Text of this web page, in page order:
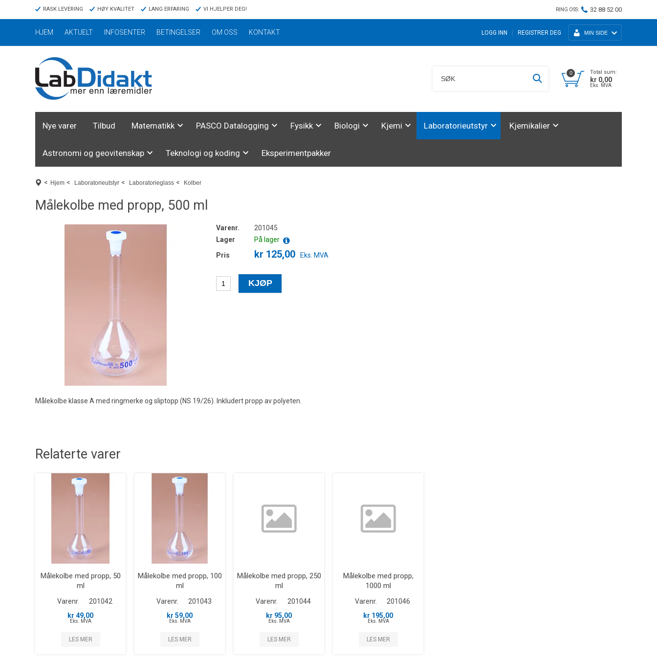
RASK LEVERING HØY KVALITET LANG ERFARING VI HJELPER DEG! RING OSS: 32 88 52 00
HJEM AKTUELT INFOSENTER BETINGELSER OM OSS KONTAKT MIN SIDE
LOGG INN REGISTRER DEG
0 Total sum:
kr 0,00
Eks. MVA
Nye varer Tilbud Matematikk PASCO Datalogging Fysikk Biologi Kjemi Laboratorieutstyr Kjemikalier
Astronomi og geovitenskap Teknologi og koding Eksperimentpakker
< Hjem < Laboratorieutstyr < Laboratorieglass < Kolber
Målekolbe med propp, 500 ml
Varenr.
201045
Lager
På lager
Pris
kr 125,00 Eks. MVA
Målekolbe klasse A med ringmerke og sliptopp (NS 19/26). Inkludert propp av polyeten.
Relaterte varer
Målekolbe med propp, 50
ml
Varenr.
201042
kr 49,00
Eks. MVA
LES MER
Målekolbe med propp, 100
ml
Varenr.
201043
kr 59,00
Eks. MVA
LES MER
Målekolbe med propp, 250
ml
Varenr.
201044
kr 95,00
Eks. MVA
LES MER
Målekolbe med propp,
1000 ml
Varenr.
201046
kr 195,00
Eks. MVA
LES MER